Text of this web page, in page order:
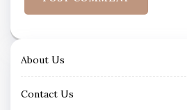
About Us
Contact Us